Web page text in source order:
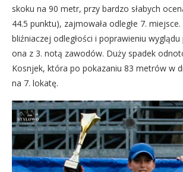
skoku na 90 metr, przy bardzo słabych
44.5 punktu), zajmowała odległe 7.
bliźniaczej odległości i poprawieniu wyglądu
ona z 3. notą zawodów. Duży spadek
Kosnjek, która po pokazaniu 83 metrów w
na 7. lokatę.